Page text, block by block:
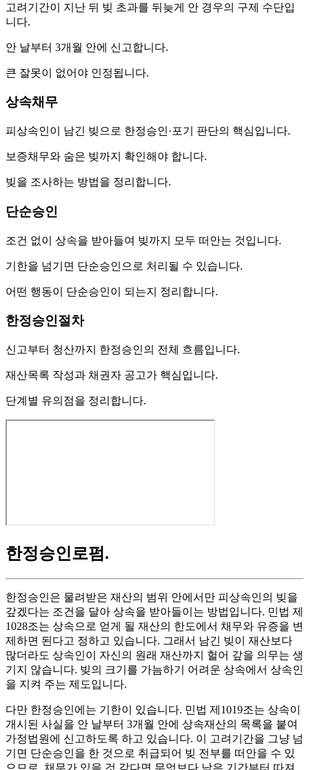
고려기간이 지난 뒤 빚 초과를 뒤늦게 안 경우의 구제 수단입
니다.
안 날부터 3개월 안에 신고합니다.
큰 잘못이 없어야 인정됩니다.
상속채무
피상속인이 남긴 빚으로 한정승인·포기 판단의 핵심입니다.
보증채무와 숨은 빚까지 확인해야 합니다.
빚을 조사하는 방법을 정리합니다.
단순승인
조건 없이 상속을 받아들여 빚까지 모두 떠안는 것입니다.
기한을 넘기면 단순승인으로 처리될 수 있습니다.
어떤 행동이 단순승인이 되는지 정리합니다.
한정승인절차
신고부터 청산까지 한정승인의 전체 흐름입니다.
재산목록 작성과 채권자 공고가 핵심입니다.
단계별 유의점을 정리합니다.
한정승인로펌 .
한정승인은 물려받은 재산의 범위 안에서만 피상속인의 빚을
갚겠다는 조건을 달아 상속을 받아들이는 방법입니다. 민법 제
1028조는 상속으로 얻게 될 재산의 한도에서 채무와 유증을 변
제하면 된다고 정하고 있습니다. 그래서 남긴 빚이 재산보다
많더라도 상속인이 자신의 원래 재산까지 헐어 갚을 의무는 생
기지 않습니다. 빚의 크기를 가늠하기 어려운 상속에서 상속인
을 지켜 주는 제도입니다.
다만 한정승인에는 기한이 있습니다. 민법 제1019조는 상속이
개시된 사실을 안 날부터 3개월 안에 상속재산의 목록을 붙여
가정법원에 신고하도록 하고 있습니다. 이 고려기간을 그냥 넘
기면 단순승인을 한 것으로 취급되어 빚 전부를 떠안을 수 있
으므로, 채무가 있을 것 같다면 무엇보다 남은 기간부터 따져